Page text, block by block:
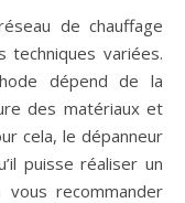
de chauffage
techniques variées.
dépend de la
des matériaux et
cela, le dépanneur
puisse réaliser un
recommander